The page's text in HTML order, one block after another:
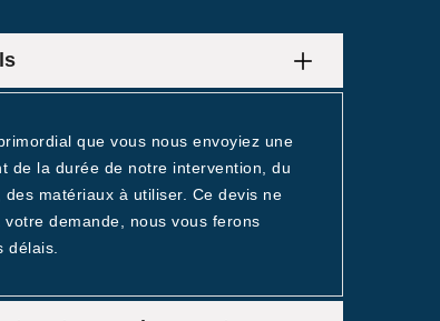
que vous nous envoyiez une
de la durée de notre intervention, du
matériaux à utiliser. Ce devis ne
demande, nous vous ferons
délais.